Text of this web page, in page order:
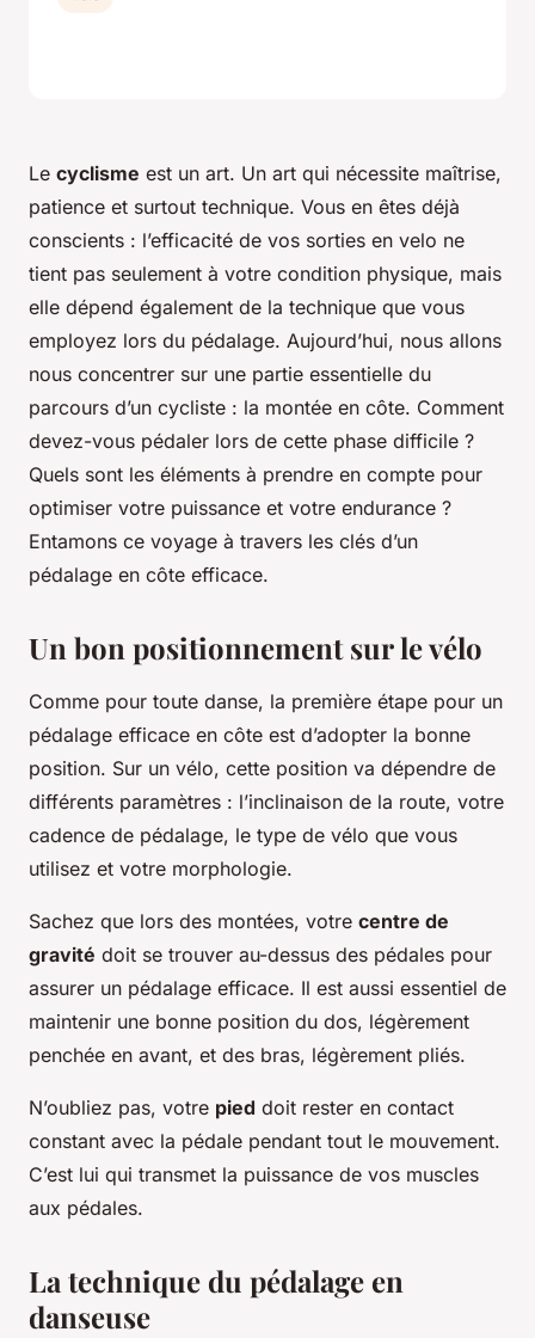
Le cyclisme est un art. Un art qui nécessite maîtrise,
patience et surtout technique. Vous en êtes déjà
conscients : l’efficacité de vos sorties en velo ne
tient pas seulement à votre condition physique, mais
elle dépend également de la technique que vous
employez lors du pédalage. Aujourd’hui, nous allons
nous concentrer sur une partie essentielle du
parcours d’un cycliste : la montée en côte. Comment
devez-vous pédaler lors de cette phase difficile ?
Quels sont les éléments à prendre en compte pour
optimiser votre puissance et votre endurance ?
Entamons ce voyage à travers les clés d’un
pédalage en côte efficace.
Un bon positionnement sur le vélo
Comme pour toute danse, la première étape pour un
pédalage efficace en côte est d’adopter la bonne
position. Sur un vélo, cette position va dépendre de
différents paramètres : l’inclinaison de la route, votre
cadence de pédalage, le type de vélo que vous
utilisez et votre morphologie.
Sachez que lors des montées, votre centre de
gravité doit se trouver au-dessus des pédales pour
assurer un pédalage efficace. Il est aussi essentiel de
maintenir une bonne position du dos, légèrement
penchée en avant, et des bras, légèrement pliés.
N’oubliez pas, votre pied doit rester en contact
constant avec la pédale pendant tout le mouvement.
C’est lui qui transmet la puissance de vos muscles
aux pédales.
La technique du pédalage en
danseuse